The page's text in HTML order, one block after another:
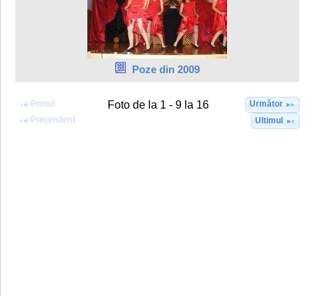
Poze din 2009
Primul
Precendent
Foto de la 1 - 9 la 16
Următor
Ultimul